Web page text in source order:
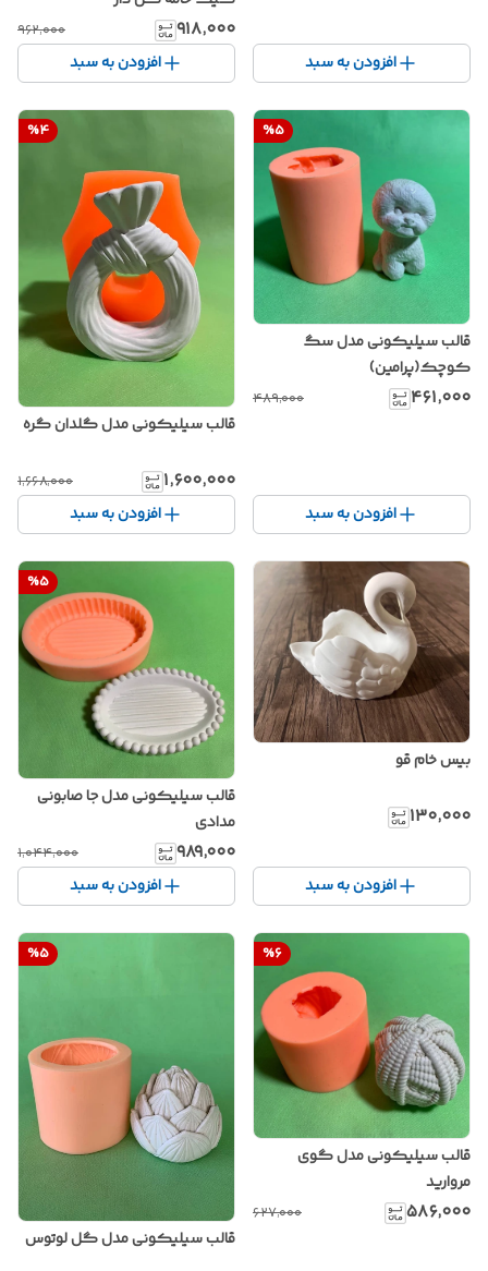
افزودن به سبد
۹۱۸٬۰۰۰ ۹۶۲٬۰۰۰
افزودن به سبد
%5
قالب سیلیکونی مدل سگ
کوچک(پرامین)
۴۶۱٬۰۰۰ ۴۸۹٬۰۰۰
افزودن به سبد
%4
قالب سیلیکونی مدل گلدان گره
۱٬۶۰۰٬۰۰۰ ۱٬۶۶۸٬۰۰۰
افزودن به سبد
بیس خام قو
۱۳۰٬۰۰۰
افزودن به سبد
%5
قالب سیلیکونی مدل جا صابونی
مدادی
۹۸۹٬۰۰۰ ۱٬۰۴۴٬۰۰۰
افزودن به سبد
%6
قالب سیلیکونی مدل گوی
مروارید
۵۸۶٬۰۰۰ ۶۲۷٬۰۰۰
%5
قالب سیلیکونی مدل گل لوتوس